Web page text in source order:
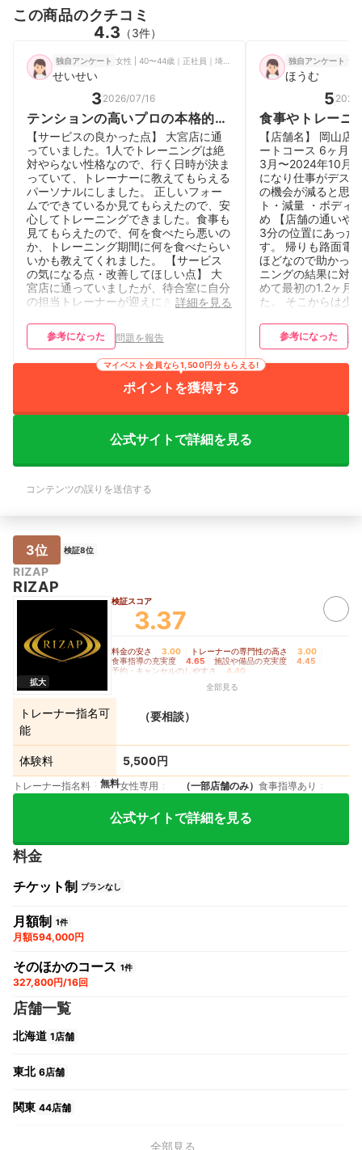
この商品のクチコミ
4.3 （3件）
独自アンケート
せいせい
3 2026/07/16
テンションの高いプロの本格的な
指導を受けられる。
【サービスの良かった点】 大宮店に通
っていました。1人でトレーニングは絶
対やらない性格なので、行く日時が決ま
っていて、トレーナーに教えてもらえる
パーソナルにしました。 正しいフォー
ムでできているか見てもらえたので、安
心してトレーニングできました。食事も
見てもらえたので、何を食べたら悪いの
か、トレーニング期間に何を食べたらい
いかも教えてくれました。 【サービス
の気になる点・改善してほしい点】 大
宮店に通っていましたが、待合室に自分
の担当トレーナーが迎えにきてくれるの
いる時間が気まずかった。 そして時間
になるとテンションの高いトレーナーが
次々に現れ、お客さんをトレーニング部
屋に連れて行くのが、なんかちょっと嫌
だった。 トレーナーのテンションが高
いので、元気な事はいい事なのですが、
ちょっと元気すぎてついていけない時も
詳細を見る
参考になった 問題を報告
独自アンケート 女
ほうむ
5
食事やトレーニ
分専用にカスタ
★初心者にも優
ム
【店舗名】 岡山店
ートコース 6ヶ月
3月〜2024年10月
になり仕事がデス
の機会が減ると思
ト・減量 ・ボディ
め 【店舗の通いや
3分の位置にあった
す。 帰りも路面電
ほどなので助かっ
ニングの結果に対
めて最初の1.2ヶ月
た。 そこからは少
らいには見た目も
導の満足度】 トレ
は1~10まで丁寧に
く不安なくやれて
ださったりしたの
ウンセリングに行
でできますし、ま
れておく、とかも
参考になった
ポイントを獲得する
マイベスト会員なら1,500円分もらえる!
公式サイトで詳細を見る
コンテンツの誤りを送信する
3位 検証8位
RIZAP
RIZAP
拡大
検証スコア
3.37
料金の安さ 3.00 トレーナーの専門性の高さ 3.00
食事指導の充実度 4.65 施設や備品の充実度 4.45
予約・キャンセルのしやすさ
4.40
全部見る
トレーナー指名可
能
（要相談）
体験料 5,500円
トレーナー指名料 無料女性専用 （一部店舗のみ） 食事指導あり
公式サイトで詳細を見る
料金
チケット制 プランなし
月額制 1件
月額594,000円
そのほかのコース 1件
327,800円/16回
店舗一覧
北海道 1店舗
東北 6店舗
関東 44店舗
全部見る